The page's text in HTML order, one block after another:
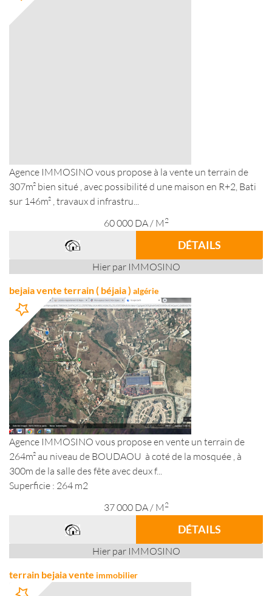
Agence IMMOSINO vous propose à la vente un terrain de
307m² bien situé , avec possibilité d une maison en R+2, Bati
sur 146m² , travaux d infrastru...
60 000 DA/ M 2
DÉTAILS
Hier par IMMOSINO
bejaia vente terrain ( béjaia ) algérie
Agence IMMOSINO vous propose en vente un terrain de
264m² au niveau de BOUDAOU à coté de la mosquée , à
300m de la salle des fête avec deux f...
Superficie : 264 m2
37 000 DA/ M 2
DÉTAILS
Hier par IMMOSINO
terrain bejaia vente immobilier